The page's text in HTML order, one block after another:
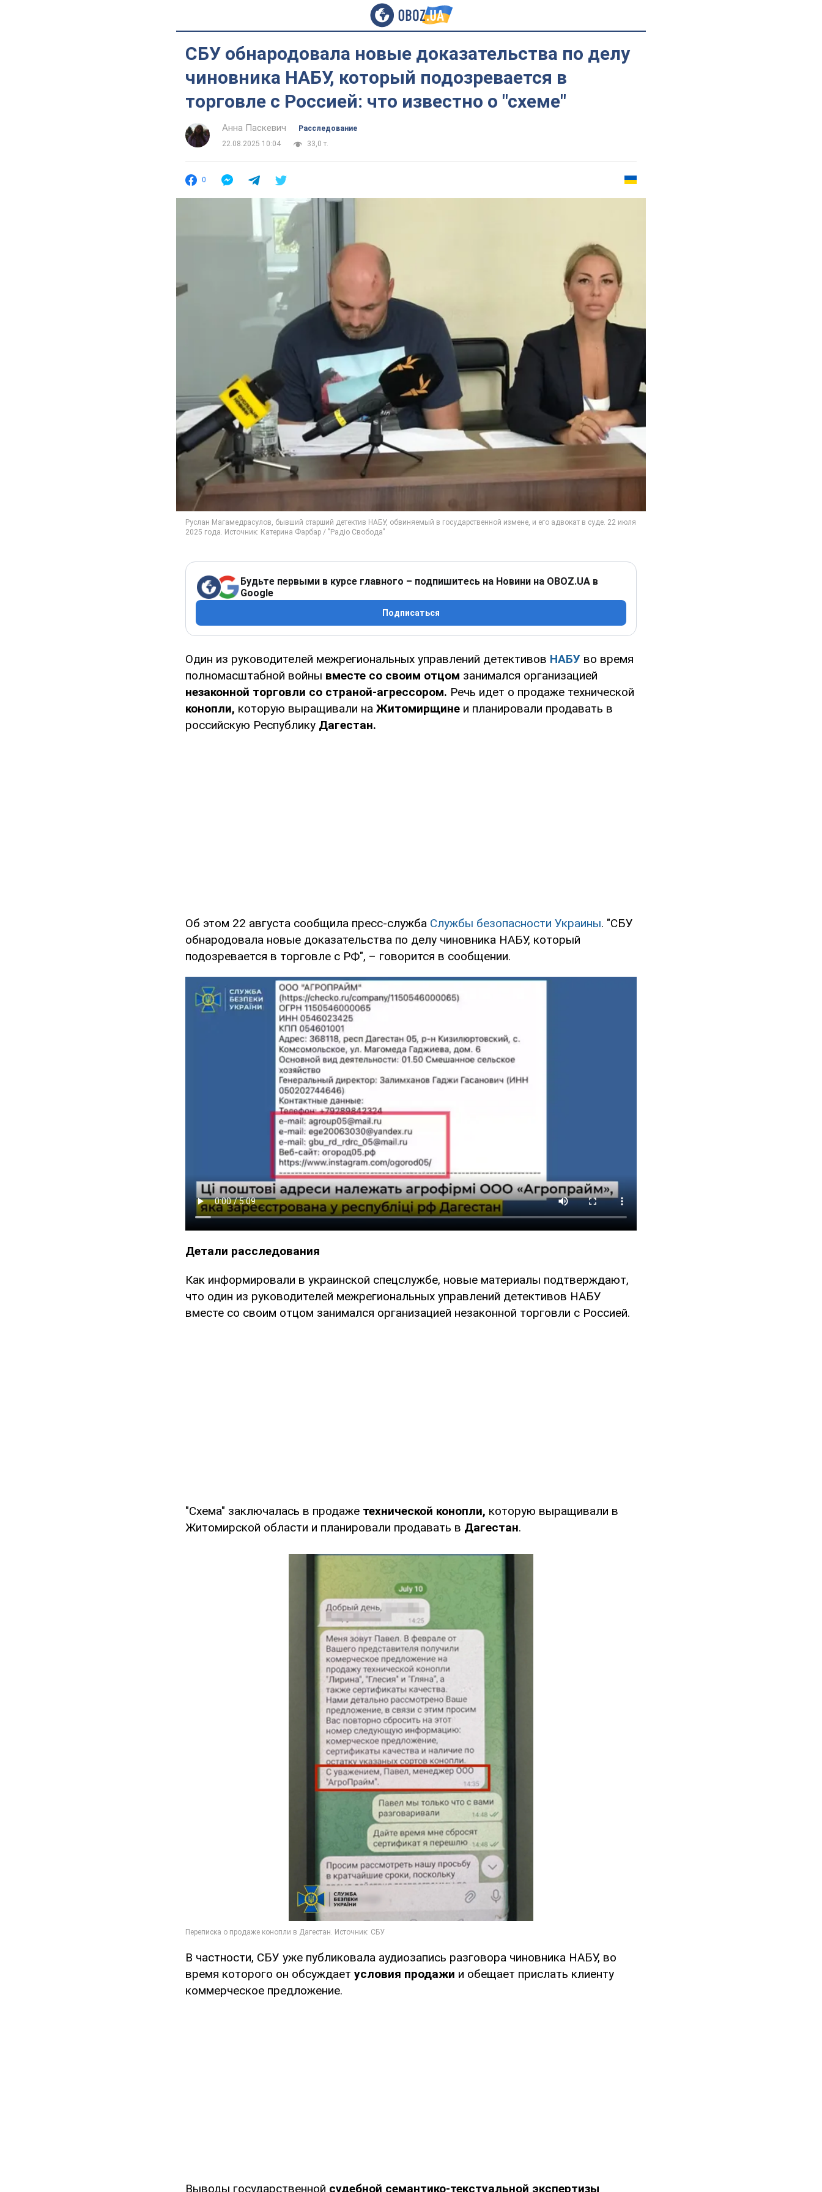
СБУ обнародовала новые доказательства по делу
чиновника НАБУ, который подозревается в
торговле с Россией: что известно о "схеме"
Анна Паскевич
Расследование
22.08.2025 10:04
33,0 т.
0
Будьте первыми в курсе главного – подпишитесь на Новини на OBOZ.UA в
Google
Подписаться
Один из руководителей межрегиональных управлений детективов НАБУ во время
полномасштабной войны вместе со своим отцом занимался организацией
незаконной торговли со страной-агрессором. Речь идет о продаже технической
конопли, которую выращивали на Житомирщине и планировали продавать в
российскую Республику Дагестан.
Об этом 22 августа сообщила пресс-служба Службы безопасности Украины. "СБУ
обнародовала новые доказательства по делу чиновника НАБУ, который
подозревается в торговле с РФ", – говорится в сообщении.
Детали расследования
Как информировали в украинской спецслужбе, новые материалы подтверждают,
что один из руководителей межрегиональных управлений детективов НАБУ
вместе со своим отцом занимался организацией незаконной торговли с Россией.
"Схема" заключалась в продаже технической конопли, которую выращивали в
Житомирской области и планировали продавать в Дагестан.
В частности, СБУ уже публиковала аудиозапись разговора чиновника НАБУ, во
время которого он обсуждает условия продажи и обещает прислать клиенту
коммерческое предложение.
Выводы государственной судебной семантико-текстуальной экспертизы